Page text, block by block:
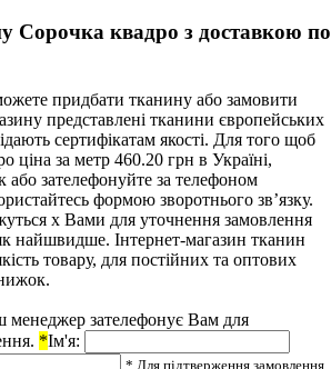
Сорочка квадро з доставкою по
придбати тканину або замовити
представлені тканини європейських
сертифікатам якості. Для того щоб
ціна за метр 460.20 грн в Україні,
або зателефонуйте за телефоном
формою зворотнього зв’язку.
х Вами для уточнення замовлення
найшвидше. Інтернет-магазин тканин
товару, для постійних та оптових
менеджер зателефонує Вам для
*Ім'я:
* Для підтверження замовлення